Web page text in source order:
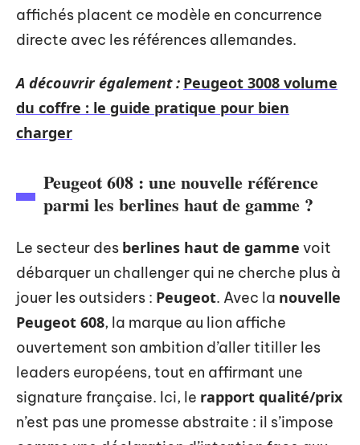
affichés placent ce modèle en concurrence
directe avec les références allemandes.
A découvrir également : Peugeot 3008 volume
du coffre : le guide pratique pour bien
charger
Peugeot 608 : une nouvelle référence
parmi les berlines haut de gamme ?
Le secteur des berlines haut de gamme voit
débarquer un challenger qui ne cherche plus à
jouer les outsiders : Peugeot. Avec la nouvelle
Peugeot 608, la marque au lion affiche
ouvertement son ambition d’aller titiller les
leaders européens, tout en affirmant une
signature française. Ici, le rapport qualité/prix
n’est pas une promesse abstraite : il s’impose